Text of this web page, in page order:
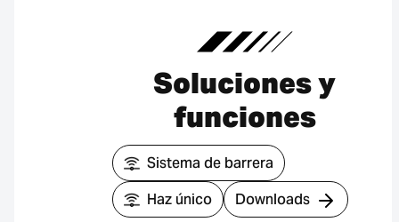
Soluciones y
funciones
Sistema de barrera
Haz único
Downloads